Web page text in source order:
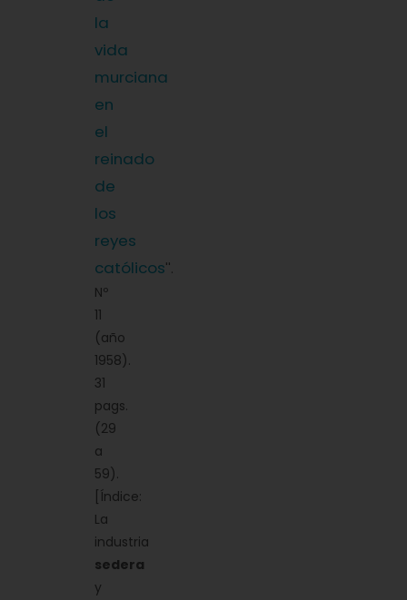
la
vida
murciana
en
el
reinado
de
los
reyes
católicos''.
Nº
11
(año
1958).
31
pags.
(29
a
59).
[Índice:
La
industria
sedera
y